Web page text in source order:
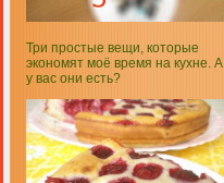
Три простые вещи, которые
экономят моё время на кухне. А
у вас они есть?